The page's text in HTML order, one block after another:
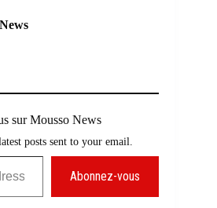
sur Mousso News
posts sent to your email.
Abonnez-vous